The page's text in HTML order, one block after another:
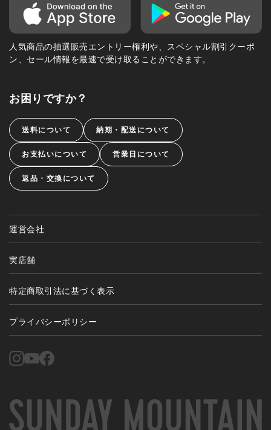
人気商品の抽選販売エントリー権利や、スペシャル割引クーポ
ン、セール情報を最速で受け取ることができます。
お困りですか？
送料について 納期・配送について
お支払いについて 営業日について
返品・交換について
運営会社
実店舗
特定商取引法に基づく表示
プライバシーポリシー